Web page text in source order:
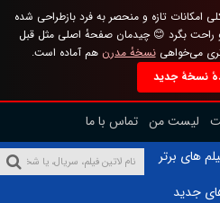
امکانات تازه و منحصر به فرد بازطراحی شده
بگرد 😊 چیدمان صفحهٔ اصلی مثل قبل
می‌خواهینسخهٔ مدرن هم آماده است.
نسخهٔ جدید
لیست من تماس با ما
های برتر
جدید